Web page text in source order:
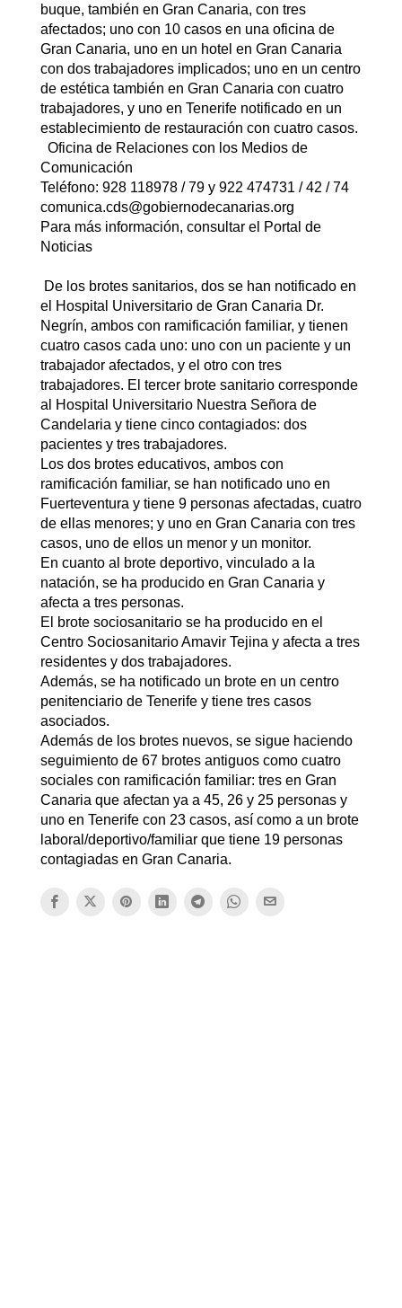
buque, también en Gran Canaria, con tres
afectados; uno con 10 casos en una oficina de
Gran Canaria, uno en un hotel en Gran Canaria
con dos trabajadores implicados; uno en un centro
de estética también en Gran Canaria con cuatro
trabajadores, y uno en Tenerife notificado en un
establecimiento de restauración con cuatro casos.
Oficina de Relaciones con los Medios de
Comunicación
Teléfono: 928 118978 / 79 y 922 474731 / 42 / 74
comunica.cds@gobiernodecanarias.org
Para más información, consultar el Portal de
Noticias
De los brotes sanitarios, dos se han notificado en
el Hospital Universitario de Gran Canaria Dr.
Negrín, ambos con ramificación familiar, y tienen
cuatro casos cada uno: uno con un paciente y un
trabajador afectados, y el otro con tres
trabajadores. El tercer brote sanitario corresponde
al Hospital Universitario Nuestra Señora de
Candelaria y tiene cinco contagiados: dos
pacientes y tres trabajadores.
Los dos brotes educativos, ambos con
ramificación familiar, se han notificado uno en
Fuerteventura y tiene 9 personas afectadas, cuatro
de ellas menores; y uno en Gran Canaria con tres
casos, uno de ellos un menor y un monitor.
En cuanto al brote deportivo, vinculado a la
natación, se ha producido en Gran Canaria y
afecta a tres personas.
El brote sociosanitario se ha producido en el
Centro Sociosanitario Amavir Tejina y afecta a tres
residentes y dos trabajadores.
Además, se ha notificado un brote en un centro
penitenciario de Tenerife y tiene tres casos
asociados.
Además de los brotes nuevos, se sigue haciendo
seguimiento de 67 brotes antiguos como cuatro
sociales con ramificación familiar: tres en Gran
Canaria que afectan ya a 45, 26 y 25 personas y
uno en Tenerife con 23 casos, así como a un brote
laboral/deportivo/familiar que tiene 19 personas
contagiadas en Gran Canaria.